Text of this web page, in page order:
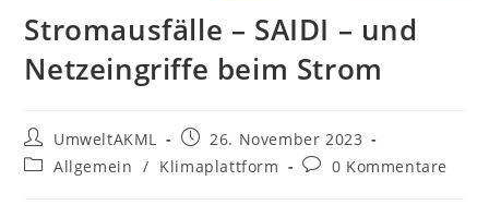
Stromausfälle – SAIDI – und
Netzeingriffe beim Strom
Beitrags-
Autor:
UmweltAKML
Beitrag
veröffentlicht:
26. November 2023
Beitrags-
Allgemein / Klimaplattform
Beitrags-
0 Kommentare